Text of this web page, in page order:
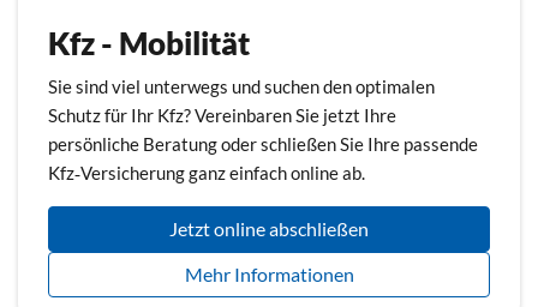
Kfz - Mobilität
Sie sind viel unterwegs und suchen den optimalen
Schutz für Ihr Kfz? Vereinbaren Sie jetzt Ihre
persönliche Beratung oder schließen Sie Ihre passende
Kfz‑Versicherung ganz einfach online ab.
Jetzt online abschließen
Mehr Informationen